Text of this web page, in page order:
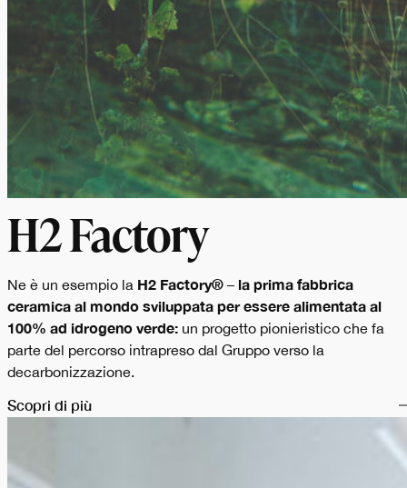
H2 Factory
Ne è un esempio la H2 Factory® – la prima fabbrica
ceramica al mondo sviluppata per essere alimentata al
100% ad idrogeno verde: un progetto pionieristico che fa
parte del percorso intrapreso dal Gruppo verso la
decarbonizzazione.
Scopri di più